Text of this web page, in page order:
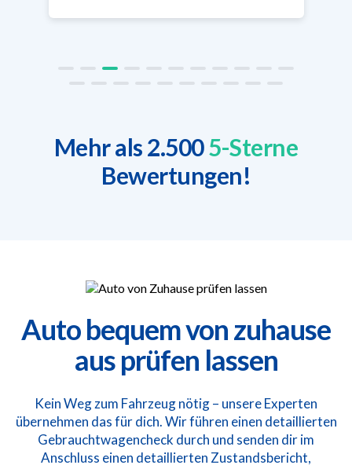
Mehr als 2.5005-Sterne
Bewertungen!
Auto bequem von zuhause
aus prüfen lassen
Kein Weg zum Fahrzeug nötig – unsere Experten
übernehmen das für dich. Wir führen einen detaillierten
Gebrauchtwagencheck durch und senden dir im
Anschluss einen detaillierten Zustandsbericht,